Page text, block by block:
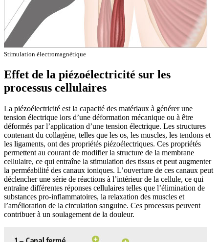
Stimulation électromagnétique
Effet de la piézoélectricité sur les
processus cellulaires
La piézoélectricité est la capacité des matériaux à générer une
tension électrique lors d’une déformation mécanique ou à être
déformés par l’application d’une tension électrique. Les structures
contenant du collagène, telles que les os, les muscles, les tendons et
les ligaments, ont des propriétés piézoélectriques. Ces propriétés
permettent au courant de modifier la structure de la membrane
cellulaire, ce qui entraîne la stimulation des tissus et peut augmenter
la perméabilité des canaux ioniques. L’ouverture de ces canaux peut
déclencher une série de réactions à l’intérieur de la cellule, ce qui
entraîne différentes réponses cellulaires telles que l’élimination de
substances pro-inflammatoires, la relaxation des muscles et
l’amélioration de la circulation sanguine. Ces processus peuvent
contribuer à un soulagement de la douleur.